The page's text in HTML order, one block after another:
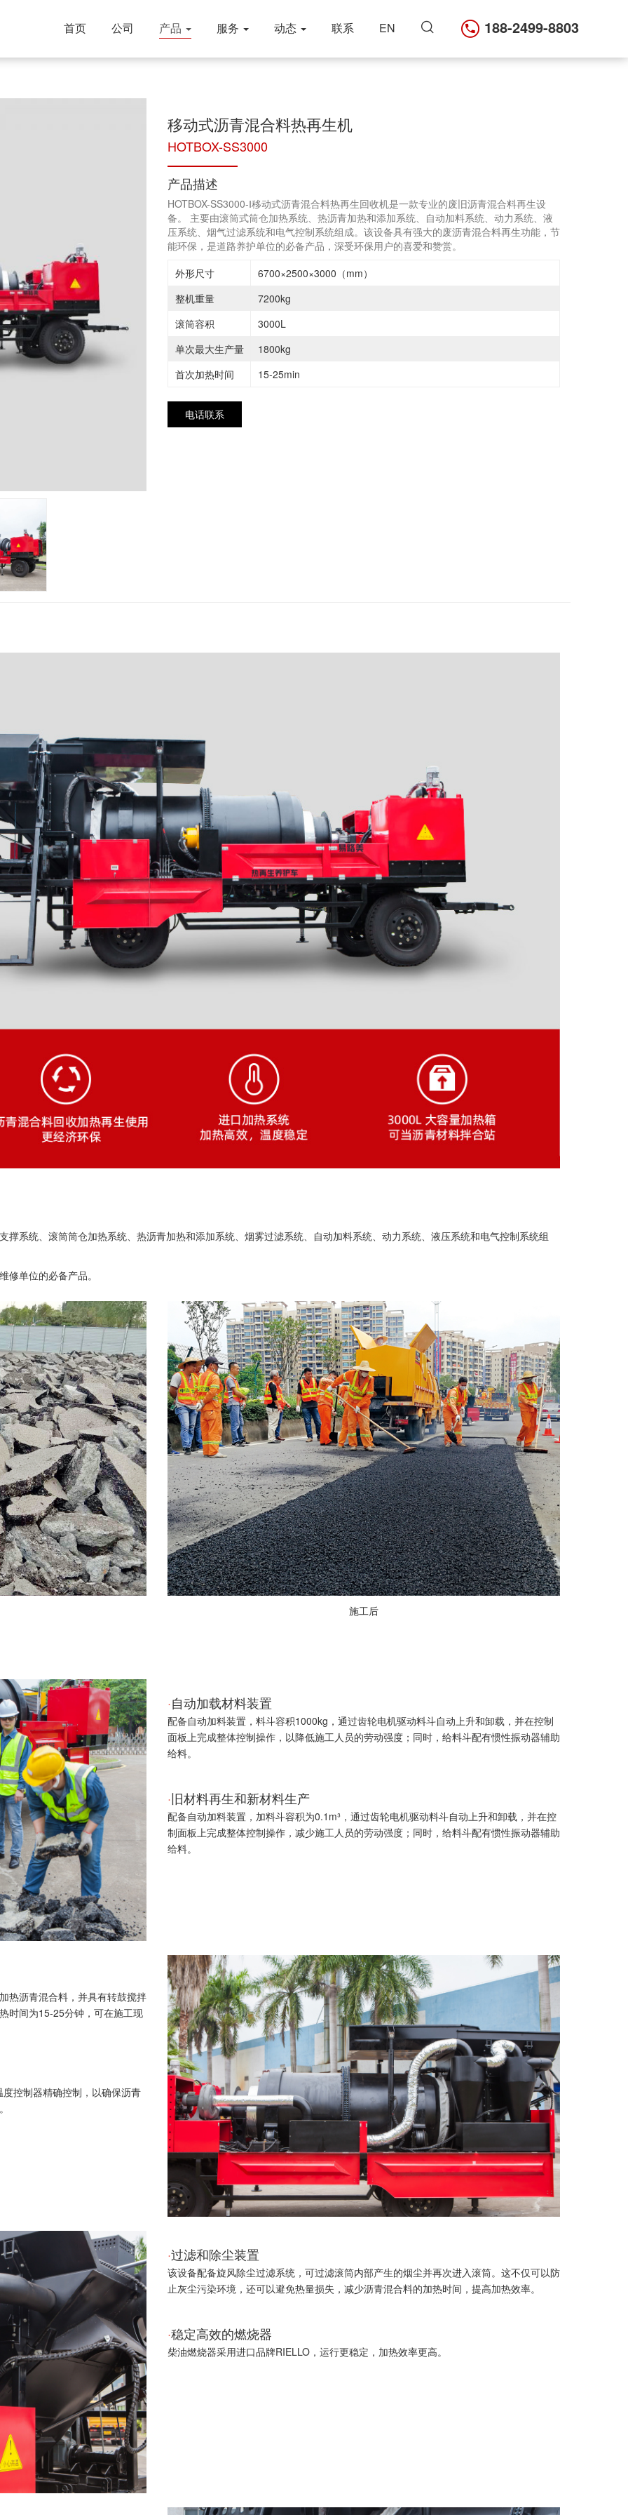
首页 公司 产品 服务 动态 联系 EN 188-2499-8803
移动式沥青混合料热再生机
HOTBOX-SS3000
产品描述
HOTBOX-SS3000-Ⅰ移动式沥青混合料热再生回收机是一款专业的废旧沥青混合料再生设
备。 主要由滚筒式筒仓加热系统、热沥青加热和添加系统、自动加料系统、动力系统、液
压系统、烟气过滤系统和电气控制系统组成。该设备具有强大的废沥青混合料再生功能，节
能环保，是道路养护单位的必备产品，深受环保用户的喜爱和赞赏。
外形尺寸
6700×2500×3000（mm）
整机重量
7200kg
滚筒容积
3000L
单次最大生产量
1800kg
首次加热时间
15-25min
电话联系
撑系统、滚筒筒仓加热系统、热沥青加热和添加系统、烟雾过滤系统、自动加料系统、动力系统、液压系统和电气控制系统组
单位的必备产品。
施工后
·自动加载材料装置
配备自动加料装置，料斗容积1000kg，通过齿轮电机驱动料斗自动上升和卸载，并在控制
面板上完成整体控制操作，以降低施工人员的劳动强度；同时，给料斗配有惯性振动器辅助
给料。
·旧材料再生和新材料生产
配备自动加料装置，加料斗容积为0.1m³，通过齿轮电机驱动料斗自动上升和卸载，并在控
制面板上完成整体控制操作，减少施工人员的劳动强度；同时，给料斗配有惯性振动器辅助
给料。
热沥青混合料，并具有转鼓搅拌
时间为15-25分钟，可在施工现
控制器精确控制，以确保沥青
·过滤和除尘装置
该设备配备旋风除尘过滤系统，可过滤滚筒内部产生的烟尘并再次进入滚筒。这不仅可以防
止灰尘污染环境，还可以避免热量损失，减少沥青混合料的加热时间，提高加热效率。
·稳定高效的燃烧器
柴油燃烧器采用进口品牌RIELLO，运行更稳定，加热效率更高。